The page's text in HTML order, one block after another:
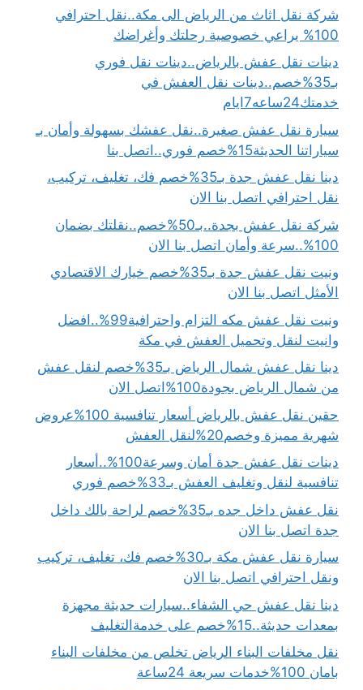
شركة نقل اثاث من الرياض الى مكة..نقل احترافي
100% يراعي خصوصية رحلتك وأغراضك
دينات نقل عفش بالرياض..دينات نقل فوري
بـ35%خصم..دينات نقل العفش في
خدمتك24ساعه7ايام
سيارة نقل عفش صغيرة..نقل عفشك بسهولة وأمان بـ
سياراتنا الحديثة15%خصم فوري..اتصل بنا
دينا نقل عفش جدة بـ35%خصم فك، تغليف، تركيب،
نقل احترافي اتصل بنا الان
شركة نقل عفش بجدة..بـ50%خصم..نقلتك بضمان
100%..سرعة وأمان اتصل بنا الان
ونيت نقل عفش جدة بـ35%خصم خيارك الاقتصادي
الأمثل اتصل بنا الان
ونيت نقل عفش مكه التزام واحترافية99%..افضل
وانيت لنقل وتحميل العفش في مكة
دينا نقل عفش شمال الرياض بـ35%خصم لنقل عفش
من شمال الرياض بجودة100%اتصل الان
حقين نقل عفش بالرياض أسعار تنافسية 100%عروض
شهرية مميزة وخصم20%لنقل العفش
دينات نقل عفش جدة أمان وسرعة100%..أسعار
تنافسية لنقل وتغليف العفش بـ33%خصم فوري
نقل عفش داخل جده بـ35%خصم لراحة بالك داخل
جدة اتصل بنا الان
سيارة نقل عفش مكة بـ30%خصم فك، تغليف، تركيب
ونقل احترافي اتصل بنا الان
دينا نقل عفش حي الشفاء..سيارات حديثة مجهزة
بمعدات حديثة..15%خصم على خدمةالتغليف
نقل مخلفات البناء الرياض تخلص من مخلفات البناء
بامان 100%خدمات سريعة 24ساعة